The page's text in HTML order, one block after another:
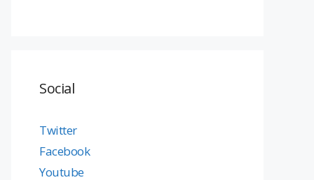
Social
Twitter
Facebook
Youtube